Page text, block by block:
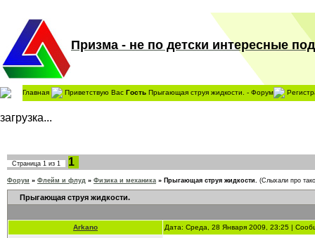
Призма - не по детски интересные
Главная Приветствую Вас Гость Прыгающая струя жидкости. - Форум
загрузка...
Страница 1 из 1 1
Форум » Флейм и флуд » Физика и механика » Прыгающая струя жидкости. (Слыхали про
Прыгающая струя жидкости.
Arkano Дата: Среда, 28 Января 2009, 23:25 |